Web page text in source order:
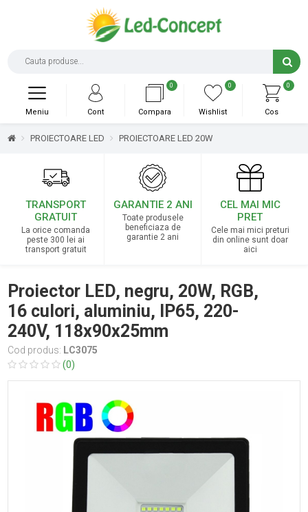
0
Cos
0
Wishlist
0
Compara
Cont
Meniu
PROIECTOARE LED PROIECTOARE LED 20W
TRANSPORT
GRATUIT
La orice comanda
peste 300 lei ai
transport gratuit
GARANTIE 2 ANI
Toate produsele
beneficiaza de
garantie 2 ani
CEL MAI MIC
PRET
Cele mai mici preturi
din online sunt doar
aici
Proiector LED, negru, 20W, RGB,
16 culori, aluminiu, IP65, 220-
240V, 118x90x25mm
Cod produs: LC3075
(0)